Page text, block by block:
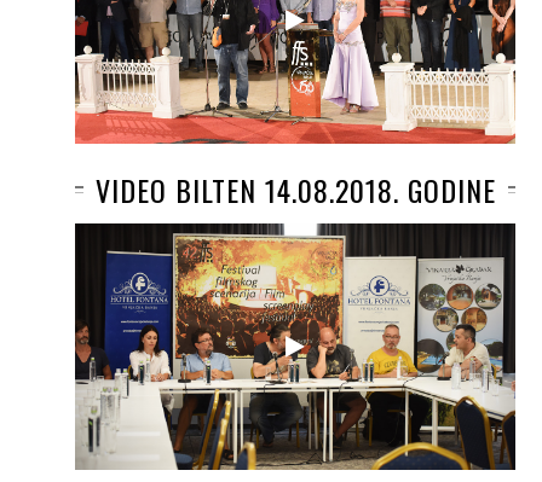
VIDEO BILTEN 14.08.2018. GODINE